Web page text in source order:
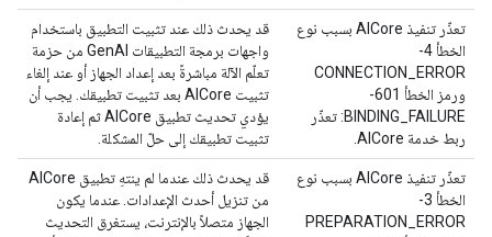
تعذّر تنفيذ AICore بسبب نوع
الخطأ 4-
CONNECTION_ERROR
ورمز الخطأ 601-
BINDING_FAILURE: تعذّر
ربط خدمة AICore.
قد يحدث ذلك عند تثبيت التطبيق باستخدام
واجهات برمجة التطبيقات GenAI من حزمة
تعلّم الآلة مباشرةً بعد إعداد الجهاز أو عند إلغاء
تثبيت AICore بعد تثبيت تطبيقك. يجب أن
يؤدي تحديث تطبيق AICore ثم إعادة
تثبيت تطبيقك إلى حلّ المشكلة.
تعذّر تنفيذ AICore بسبب نوع
الخطأ 3-
PREPARATION_ERROR
قد يحدث ذلك عندما لم ينتهِ تطبيق AICore
من تنزيل أحدث الإعدادات. عندما يكون
الجهاز متصلاً بالإنترنت، يستغرق التحديث